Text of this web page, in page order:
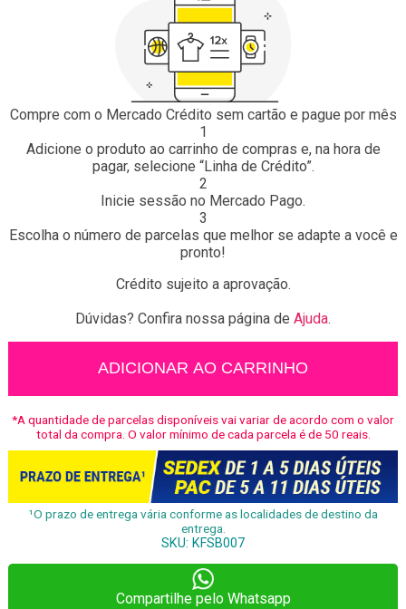
Compre com o Mercado Crédito sem cartão e pague por mês
1
Adicione o produto ao carrinho de compras e, na hora de
pagar, selecione “Linha de Crédito”.
2
Inicie sessão no Mercado Pago.
3
Escolha o número de parcelas que melhor se adapte a você e
pronto!
Crédito sujeito a aprovação.
Dúvidas? Confira nossa página de Ajuda.
Abacaxi
quantidade
ADICIONAR AO CARRINHO
*A quantidade de parcelas disponíveis vai variar de acordo com o valor
total da compra. O valor mínimo de cada parcela é de 50 reais.
¹O prazo de entrega vária conforme as localidades de destino da
entrega.
SKU: KFSB007
Compartilhe pelo Whatsapp